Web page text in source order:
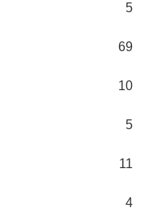
5
69
10
5
11
4